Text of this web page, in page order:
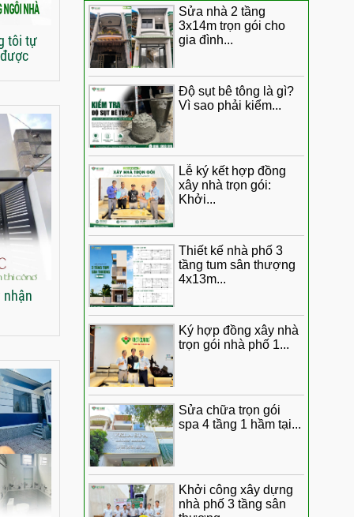
tôi tự
nhận
được thời gian chứng
minh
những lời khen cho đội
ngũ Việt Quang sau
ngũ Việt Quang Group
ngày nhận nhà 1 trệt 1
lầu 4x17m
thật từ anh Giác sau
khi hoàn thiện sửa
chữa nhà
lượng thi công của Việt
Quang Group
cánh gia đình anh
Nghĩa dành trọn cho
chất lượng thi công
Bàn giao siêu phẩm
nhà phố tân cổ điển
Sửa nhà 2 tầng
3x14m trọn gói cho
gia đình...
Độ sụt bê tông là gì?
Vì sao phải kiểm...
Lễ ký kết hợp đồng
xây nhà trọn gói:
Khởi...
Thiết kế nhà phố 3
tầng tum sân thượng
4x13m...
Ký hợp đồng xây nhà
trọn gói nhà phố 1...
Sửa chữa trọn gói
spa 4 tầng 1 hầm tại...
Khởi công xây dựng
nhà phố 3 tầng sân